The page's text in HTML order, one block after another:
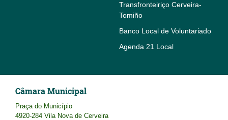
Transfronteiriço Cerveira-
Tomiño
Banco Local de Voluntariado
Agenda 21 Local
Câmara Municipal
Praça do Município
4920-284 Vila Nova de Cerveira